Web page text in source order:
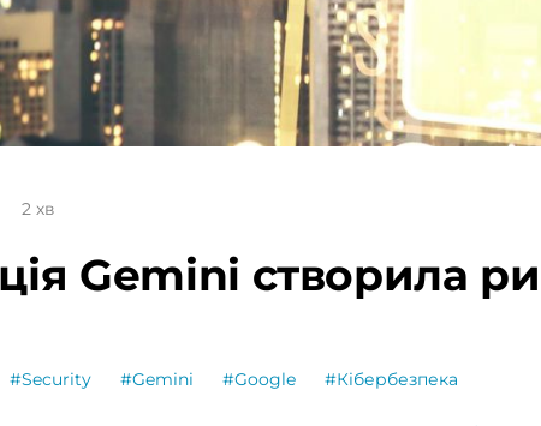
2 хв
Gemini створила
#Security #Gemini #Google #Кібербезпека